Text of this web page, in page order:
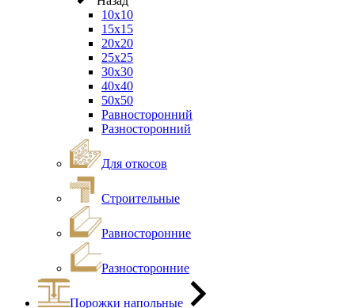
10х10
15х15
20х20
25х25
30х30
40х40
50х50
Равносторонний
Разносторонний
Для откосов
Строительные
Равносторонние
Разносторонние
Порожки напольные